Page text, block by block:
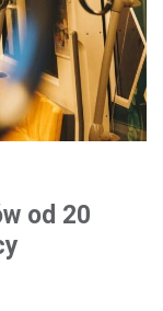
od 20